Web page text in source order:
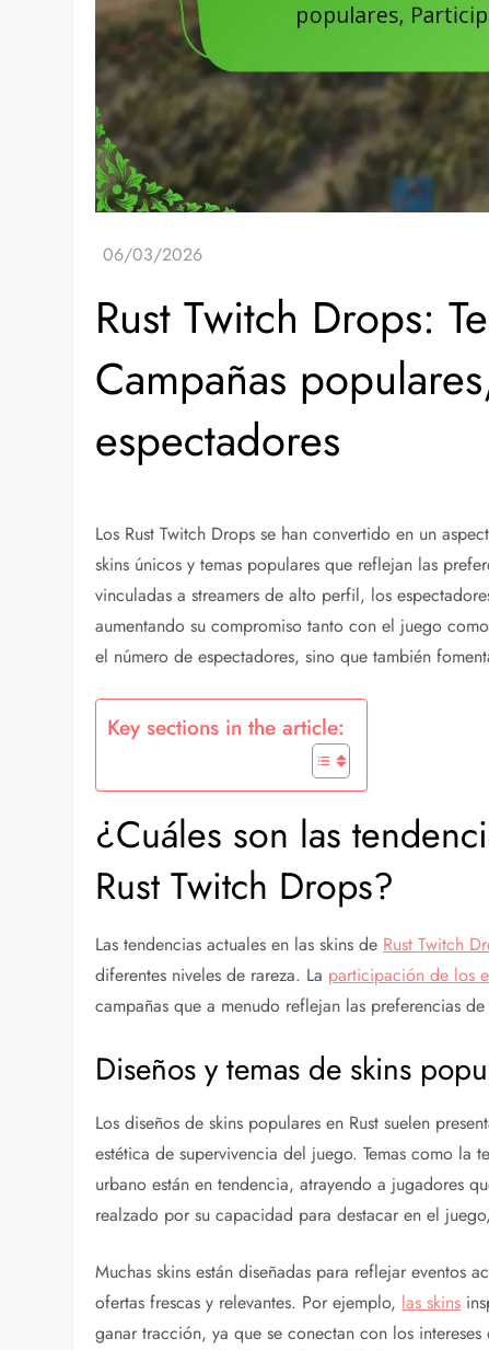
Rust Twitch Drops:
Campañas
espectadores
Los Rust Twitch Drops se han convertido en un
skins únicos y temas populares que reflejan las
vinculadas a streamers de alto perfil, los
aumentando su compromiso tanto con el juego
el número de espectadores, sino que también
Key sections in the article:
¿Cuáles son las
Rust Twitch Drops?
Las tendencias actuales en las skins de Rust Twitch
diferentes niveles de rareza. La participación de los
campañas que a menudo reflejan las preferencias
Diseños y temas de skins
Los diseños de skins populares en Rust suelen
estética de supervivencia del juego. Temas como
urbano están en tendencia, atrayendo a jugadores
realzado por su capacidad para destacar en el
Muchas skins están diseñadas para reflejar eventos
ofertas frescas y relevantes. Por ejemplo, las skins
ganar tracción, ya que se conectan con los